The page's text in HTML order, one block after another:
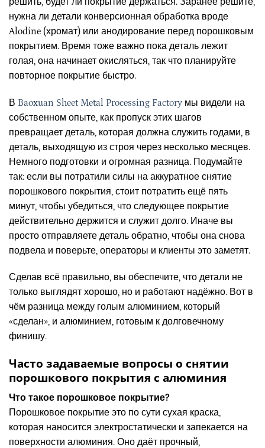
нужна ли детали конверсионная обработка вроде
Alodine (хромат) или анодирование перед порошковым
покрытием. Время тоже важно пока деталь лежит
голая, она начинает окисляться, так что планируйте
повторное покрытие быстро.
В Baoxuan Sheet Metal Processing Factory мы видели на
собственном опыте, как пропуск этих шагов
превращает деталь, которая должна служить годами, в
деталь, выходящую из строя через несколько месяцев.
Немного подготовки и огромная разница. Подумайте
так: если вы потратили силы на аккуратное снятие
порошкового покрытия, стоит потратить ещё пять
минут, чтобы убедиться, что следующее покрытие
действительно держится и служит долго. Иначе вы
просто отправляете деталь обратно, чтобы она снова
подвела и поверьте, операторы и клиенты это заметят.
Сделав всё правильно, вы обеспечите, что детали не
только выглядят хорошо, но и работают надёжно. Вот в
чём разница между голым алюминием, который
«сделан», и алюминием, готовым к долговечному
финишу.
Часто задаваемые вопросы о снятии
порошкового покрытия с алюминия
Что такое порошковое покрытие?
Порошковое покрытие это по сути сухая краска,
которая наносится электростатически и запекается на
поверхности алюминия. Оно даёт прочный,